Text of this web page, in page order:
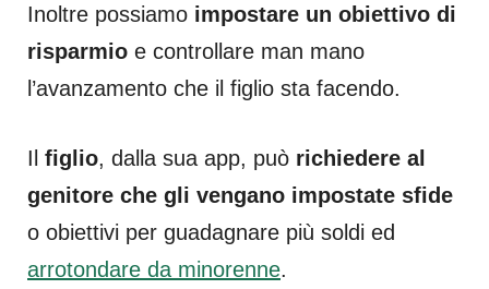
Inoltre possiamo impostare un obiettivo di
risparmio e controllare man mano
l’avanzamento che il figlio sta facendo.
Il figlio, dalla sua app, può richiedere al
genitore che gli vengano impostate sfide
o obiettivi per guadagnare più soldi ed
arrotondare da minorenne.